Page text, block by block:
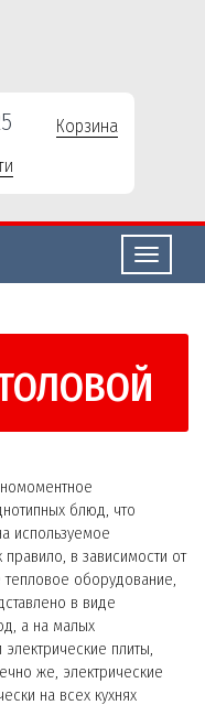
Корзина
Свернуть/
блюд, что
используемое
в зависимости от
тепловое оборудование,
в виде
а на малых
плиты,
же, электрические
на всех кухнях